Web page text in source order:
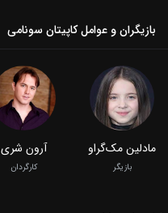
بازیگران و عوامل کاپیتان سونامی
مادلین مک‌گراو
بازیگر
آرون شری
کارگردان